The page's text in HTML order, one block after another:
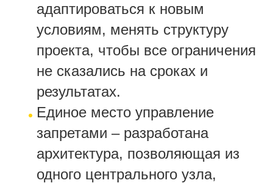
адаптироваться к новым
условиям, менять структуру
проекта, чтобы все ограничения
не сказались на сроках и
результатах.
Единое место управление
запретами – разработана
архитектура, позволяющая из
одного центрального узла,